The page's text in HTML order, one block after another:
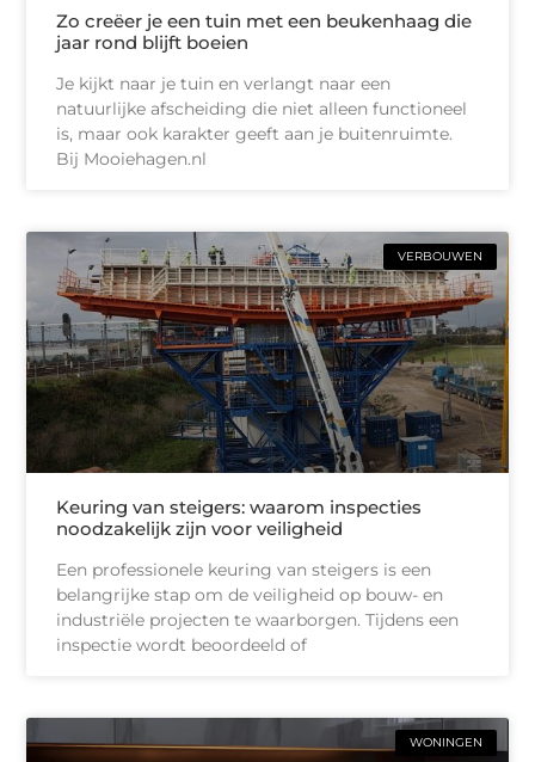
Zo creëer je een tuin met een beukenhaag die
jaar rond blijft boeien
Je kijkt naar je tuin en verlangt naar een
natuurlijke afscheiding die niet alleen functioneel
is, maar ook karakter geeft aan je buitenruimte.
Bij Mooiehagen.nl
VERBOUWEN
Keuring van steigers: waarom inspecties
noodzakelijk zijn voor veiligheid
Een professionele keuring van steigers is een
belangrijke stap om de veiligheid op bouw- en
industriële projecten te waarborgen. Tijdens een
inspectie wordt beoordeeld of
WONINGEN